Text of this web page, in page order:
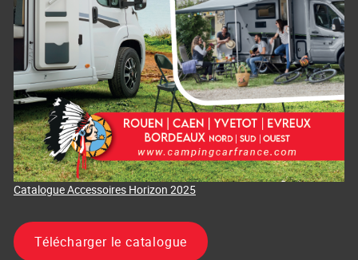
Catalogue Accessoires Horizon 2025
Télécharger le catalogue